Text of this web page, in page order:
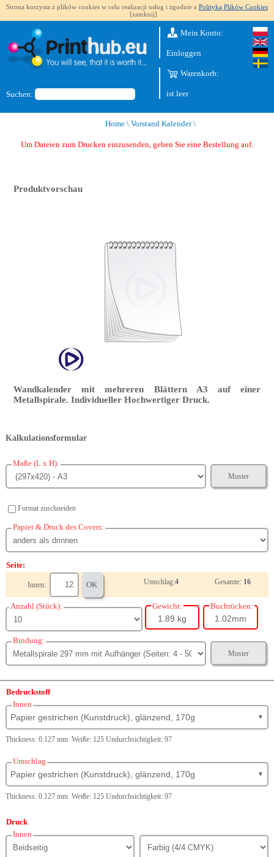
Strona korzysta z plików cookies w celu realizacji usług i zgodnie z Polityką Plików Cookies
[zamknij]
Suchen:
Mein Konto:
Einloggen
Warenkorb:
ist leer
Home \ Vorstand Kalender\
Um Dateien zum Drucken einzusenden, geben Sie eine Bestellung auf.
Produktvorschau
Wandkalender mit mehreren Blättern A3 auf einer
Metallspirale. Individueller Hochwertiger Druck.
Kalkulationsformular
Maße (L x H):
Muster
Format zuschneiden
Papier & Druck des Covers:
Seite:
Innen: OK Umschlag:4 Gesamte: 16
Anzahl (Stück): Gewicht:
1.89 kg
Buchrücken:
1.02mm
Bindung:
Muster
Bedruckstoff
Innen
Papier gestrichen (Kunstdruck), glänzend, 170g ▼
Thickness: 0.127 mm Weiße: 125 Undurchsichtigkeit: 97
Umschlag
Papier gestrichen (Kunstdruck), glänzend, 170g ▼
Thickness: 0.127 mm Weiße: 125 Undurchsichtigkeit: 97
Druck
Innen